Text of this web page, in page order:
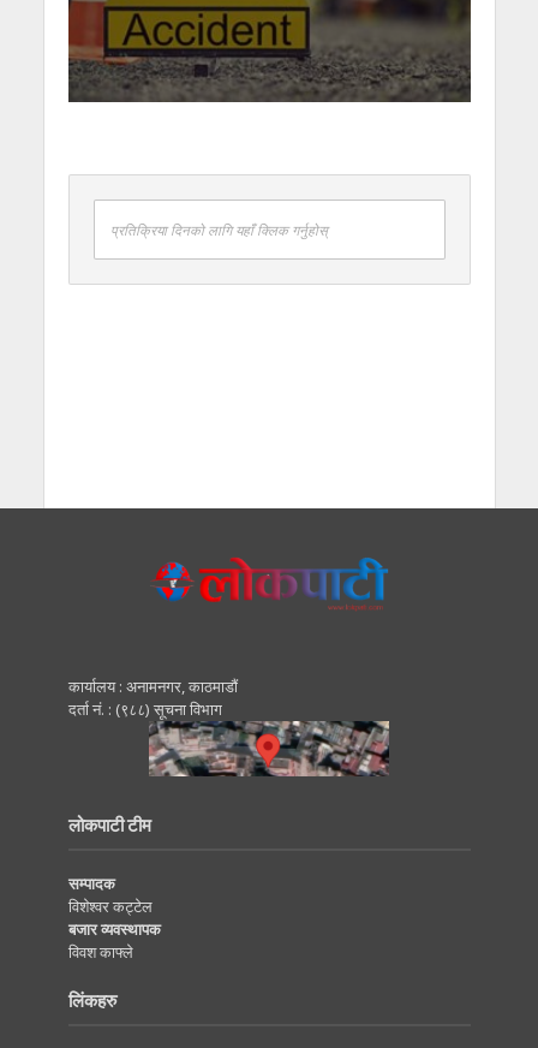
प्रतिक्रिया दिनको लागि यहाँ क्लिक गर्नुहोस्
कार्यालय : अनामनगर, काठमाडाैं
दर्ता नं. : (९८८) सूचना विभाग
लोकपाटी टीम
सम्पादक
विशेश्वर कट्टेल
बजार व्यवस्थापक
विवश काफ्ले
लिंकहरु